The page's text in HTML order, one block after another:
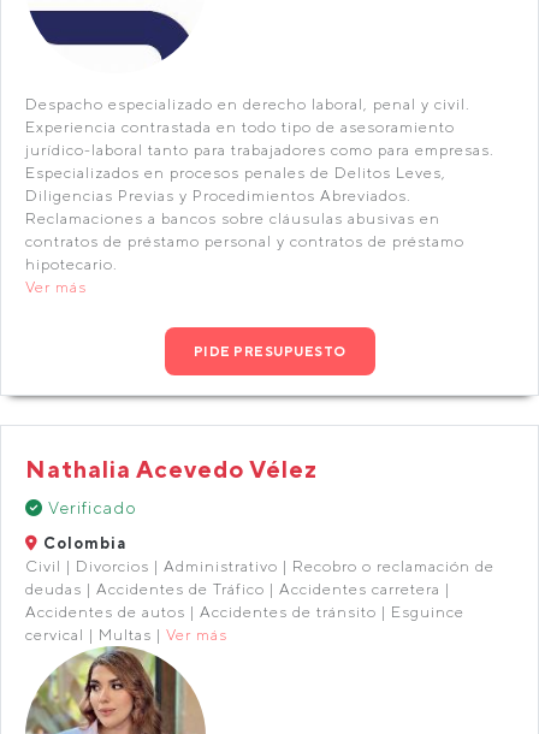
Despacho especializado en derecho laboral, penal y civil.
Experiencia contrastada en todo tipo de asesoramiento
jurídico-laboral tanto para trabajadores como para empresas.
Especializados en procesos penales de Delitos Leves,
Diligencias Previas y Procedimientos Abreviados.
Reclamaciones a bancos sobre cláusulas abusivas en
contratos de préstamo personal y contratos de préstamo
hipotecario.
Ver más
PIDE PRESUPUESTO
Nathalia Acevedo Vélez
Verificado
Colombia
Civil | Divorcios | Administrativo | Recobro o reclamación de
deudas | Accidentes de Tráfico | Accidentes carretera |
Accidentes de autos | Accidentes de tránsito | Esguince
cervical | Multas | Ver más